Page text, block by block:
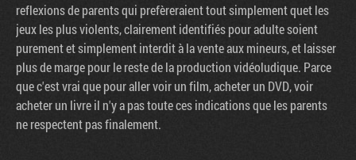
reflexions de parents qui prefèreraient tout simplement quet les
jeux les plus violents, clairement identifiés pour adulte soient
purement et simplement interdit à la vente aux mineurs, et laisser
plus de marge pour le reste de la production vidéoludique. Parce
que c'est vrai que pour aller voir un film, acheter un DVD, voir
acheter un livre il n'y a pas toute ces indications que les parents
ne respectent pas finalement.